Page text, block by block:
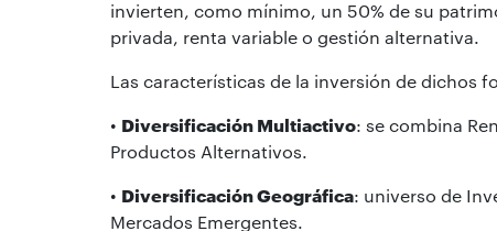
invierten, como mínimo, un 50% de su
privada, renta variable o gestión alternativa.
Las características de la inversión de dichos
• Diversificación Multiactivo: se combina
Productos Alternativos.
• Diversificación Geográfica: universo de
Mercados Emergentes.